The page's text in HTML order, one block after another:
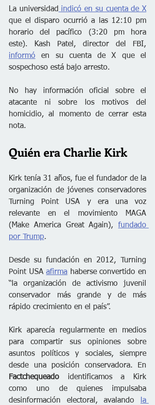
La universidad indicó en su cuenta de X
que el disparo ocurrió a las 12:10 pm
horario del pacífico (3:20 pm hora
informó en su cuenta de X que el
sospechoso está bajo arresto.
No hay información oficial sobre el
atacante ni sobre los motivos del
homicidio, al momento de cerrar esta
nota.
Quién era Charlie Kirk
Kirk tenía 31 años, fue el fundador de la
organización de jóvenes conservadores
Turning Point USA y era una voz
relevante en el movimiento MAGA
(Make America Great Again), fundado
por Trump.
Desde su fundación en 2012, Turning
Point USA afirma haberse convertido en
“la organización de activismo juvenil
conservador más grande y de más
rápido crecimiento en el país”.
Kirk aparecía regularmente en medios
para compartir sus opiniones sobre
asuntos políticos y sociales, siempre
Factchequeado identificamos a Kirk
como uno de quienes impulsaba
desinformación electoral, avalando la